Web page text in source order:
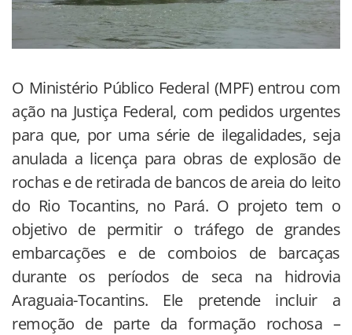
O Ministério Público Federal (MPF) entrou com
ação na Justiça Federal, com pedidos urgentes
para que, por uma série de ilegalidades, seja
anulada a licença para obras de explosão de
rochas e de retirada de bancos de areia do leito
do Rio Tocantins, no Pará. O projeto tem o
objetivo de permitir o tráfego de grandes
embarcações e de comboios de barcaças
durante os períodos de seca na hidrovia
Araguaia-Tocantins. Ele pretende incluir a
remoção de parte da formação rochosa –